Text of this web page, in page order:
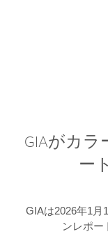
GIAがカ
ー
GIAは2026年1月
ンレポー